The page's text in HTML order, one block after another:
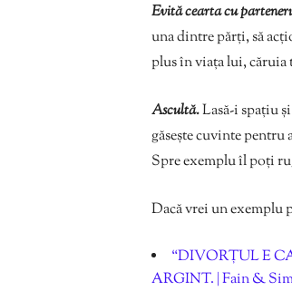
Evită cearta cu
una dintre părți, să
plus în viața lui, căruia
Ascultă.Lasă-i spațiu
găsește cuvinte pentru
Spre exemplu îl poți
Dacă vrei un exemplu
“DIVORȚUL E
ARGINT. | Fain &